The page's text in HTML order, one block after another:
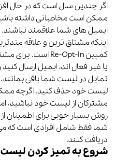
اگر چندین سال است که در حال
ممکن است مخاطبانی داشته
ایمیل های شما علاقمند نباشند.
اینکه مشتاق ترین و علاقه
کمپین Re-Opt-In
است. برای
یا غیر فعال اند، ایمیل ارسال
تمایل در لیست شما باقی بمانند.
لیست خود حذف کنید. اگرچه
مشترکان از لیست خود نباشید،
روش بسیار خوبی برای اطمینان
شما فقط شامل افرادی است که
دریافت کنند.
شروع به تمیز کردن لیست